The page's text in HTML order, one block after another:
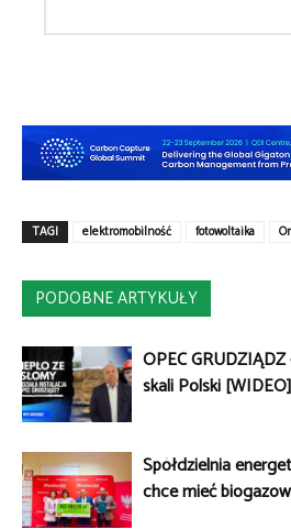
TAGI elektromobilność fotowoltaika
PODOBNE ARTYKUŁY
OPEC
skali Polski [WIDEO]
Spółdzielnia
chce mieć